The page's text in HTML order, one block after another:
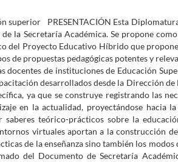
superior PRESENTACIÓN Esta
la Secretaría Académica. Se propone
del Proyecto Educativo Híbrido que
de propuestas pedagógicas potentes y
docentes de instituciones de Educación
desarrollados desde la Dirección de
ya que se construye registrando las
en la actualidad, proyectándose hacia
teórico-prácticos sobre la
virtuales aportan a la construcción
de la enseñanza sino también los
del Documento de Secretaría